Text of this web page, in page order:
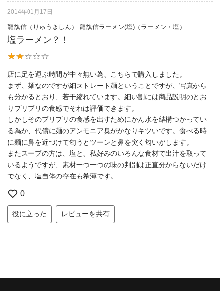
2014年01月17日
龍旗信（りゅうきしん） 龍旗信ラーメン(塩)（ラーメン・塩）
塩ラーメン？！
店に足を運ぶ時間が中々無い為、こちらで購入しました。
まず、麺なのですが細ストレート麺ということですが、写真から
も分かるとおり、若干縮れています。細い割には商品説明のとお
りプリプリの食感でそれは評価できます。
しかしそのプリプリの食感を出すためにかん水を結構つかってい
る為か、代償に麺のアンモニア臭がかなりキツいです。食べる時
に麺に鼻を近づけて匂うとツーンと鼻を突く匂いがします。
またスープの方は、塩と、私好みのいろんな食材で出汁を取って
いるようですが、素材一つ一つの味の判別は正直分からないだけ
でなく、塩自体の存在も希薄です。
0
役に立った レビューを共有